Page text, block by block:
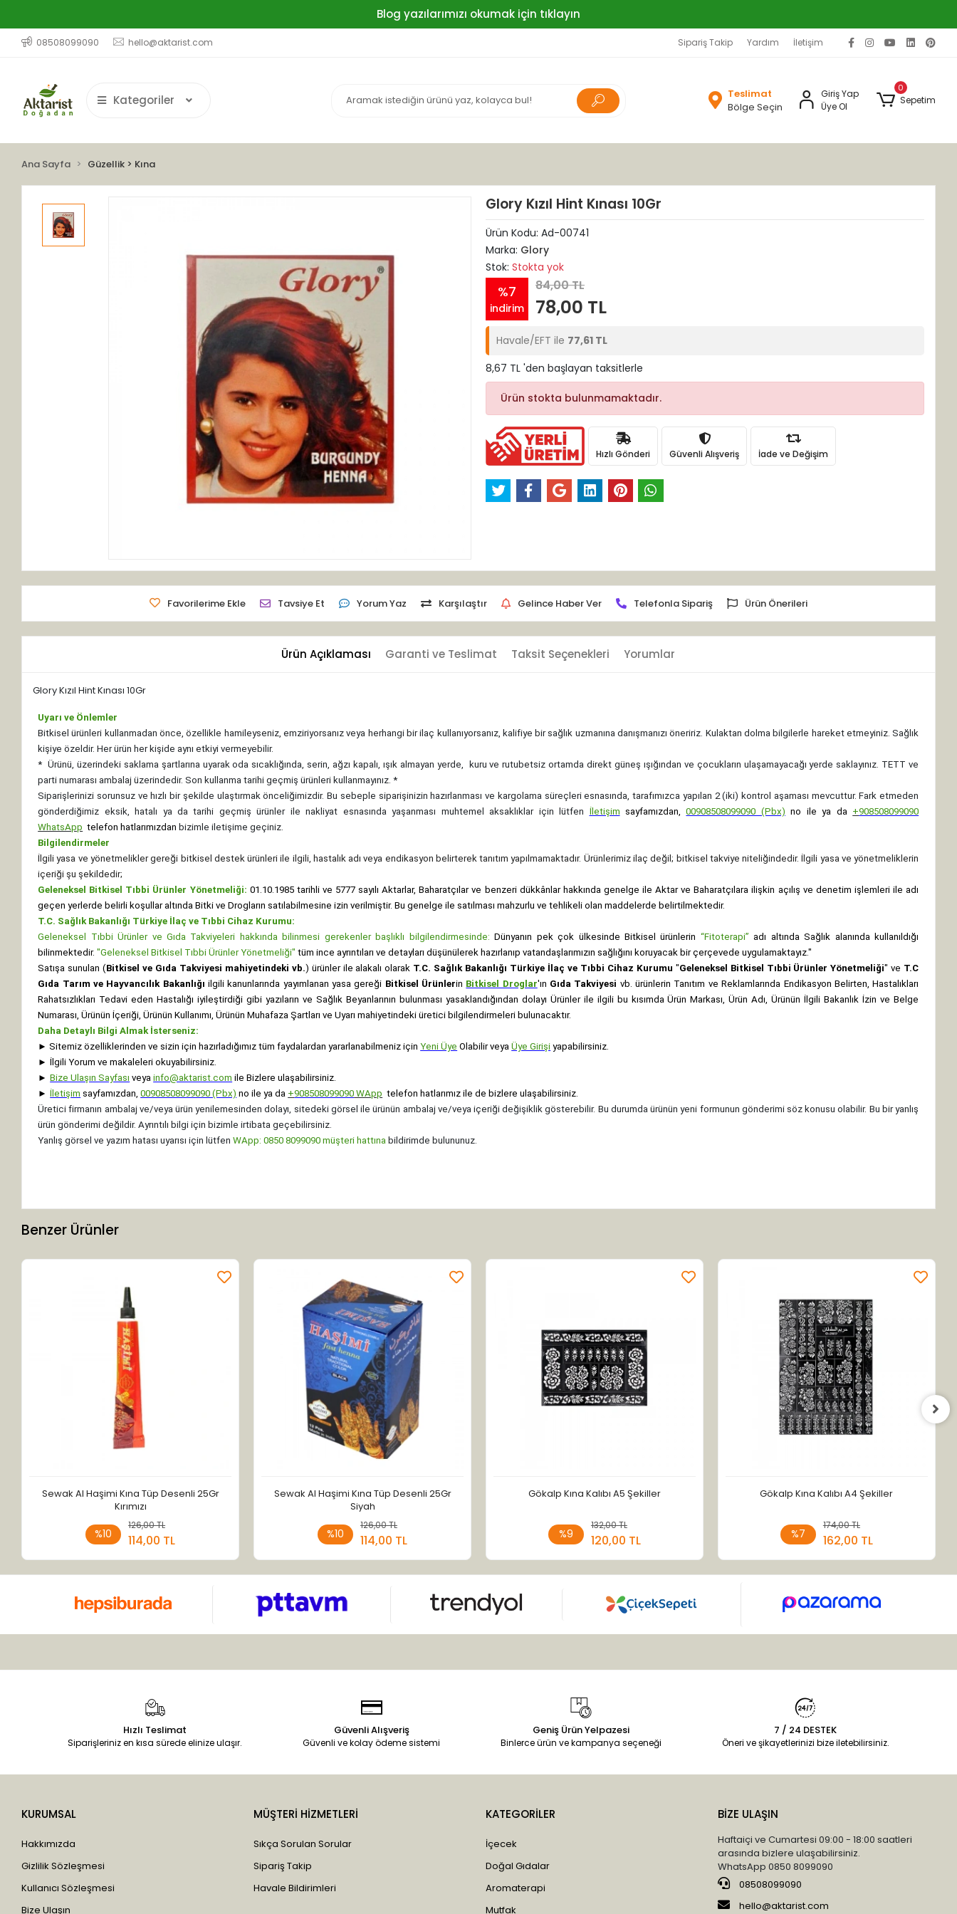
Blog yazılarımızı okumak için tıklayın
08508099090 hello@aktarist.com Sipariş Takip Yardım İletişim
Kategoriler
Teslimat
Bölge Seçin
Giriş Yap
Üye Ol
0
Sepetim
Ana Sayfa Güzellik > Kına
Glory Kızıl Hint Kınası 10Gr
Ürün Kodu: Ad-00741
Marka: Glory
Stok: Stokta yok
%7
indirim
84,00 TL
78,00 TL
Havale/EFT ile 77,61 TL
8,67 TL 'den başlayan taksitlerle
Ürün stokta bulunmamaktadır.
Hızlı Gönderi Güvenli Alışveriş İade ve Değişim
Favorilerime Ekle Tavsiye Et Yorum Yaz Karşılaştır Gelince Haber Ver Telefonla Sipariş Ürün Önerileri
Ürün Açıklaması Garanti ve Teslimat Taksit Seçenekleri Yorumlar
Glory Kızıl Hint Kınası 10Gr
Uyarı ve Önlemler
Bitkisel ürünleri kullanmadan önce, özellikle hamileyseniz, emziriyorsanız veya herhangi bir ilaç kullanıyorsanız, kalifiye bir sağlık uzmanına danışmanızı öneririz. Kulaktan dolma bilgilerle hareket etmeyiniz. Sağlık
kişiye özeldir. Her ürün her kişide aynı etkiyi vermeyebilir.
* Ürünü, üzerindeki saklama şartlarına uyarak oda sıcaklığında, serin, ağzı kapalı, ışık almayan yerde, kuru ve rutubetsiz ortamda direkt güneş ışığından ve çocukların ulaşamayacağı yerde saklayınız. TETT ve
parti numarası ambalaj üzerindedir. Son kullanma tarihi geçmiş ürünleri kullanmayınız. *
Siparişlerinizi sorunsuz ve hızlı bir şekilde ulaştırmak önceliğimizdir. Bu sebeple siparişinizin hazırlanması ve kargolama süreçleri esnasında, tarafımızca yapılan 2 (iki) kontrol aşaması mevcuttur. Fark etmeden
gönderdiğimiz eksik, hatalı ya da tarihi geçmiş ürünler ile nakliyat esnasında yaşanması muhtemel aksaklıklar için lütfen İletişim sayfamızdan,00908508099090 (Pbx) no ile ya da +908508099090
WhatsApp telefon hatlarımızdan bizimle iletişime geçiniz.
Bilgilendirmeler
İlgili yasa ve yönetmelikler gereği bitkisel destek ürünleri ile ilgili, hastalık adı veya endikasyon belirterek tanıtım yapılmamaktadır. Ürünlerimiz ilaç değil; bitkisel takviye niteliğindedir. İlgili yasa ve yönetmeliklerin
içeriği şu şekildedir;
Geleneksel Bitkisel Tıbbi Ürünler Yönetmeliği: 01.10.1985 tarihli ve 5777 sayılı Aktarlar, Baharatçılar ve benzeri dükkânlar hakkında genelge ile Aktar ve Baharatçılara ilişkin açılış ve denetim işlemleri ile adı
geçen yerlerde belirli koşullar altında Bitki ve Drogların satılabilmesine izin verilmiştir. Bu genelge ile satılması mahzurlu ve tehlikeli olan maddelerde belirtilmektedir.
T.C. Sağlık Bakanlığı Türkiye İlaç ve Tıbbi Cihaz Kurumu:
Geleneksel Tıbbi Ürünler ve Gıda Takviyeleri hakkında bilinmesi gerekenler başlıklı bilgilendirmesinde: Dünyanın pek çok ülkesinde Bitkisel ürünlerin “Fitoterapi” adı altında Sağlık alanında kullanıldığı
bilinmektedir."Geleneksel Bitkisel Tıbbi Ürünler Yönetmeliği" tüm ince ayrıntıları ve detayları düşünülerek hazırlanıp vatandaşlarımızın sağlığını koruyacak bir çerçevede uygulamaktayız."
Satışa sunulan (Bitkisel ve Gıda Takviyesi mahiyetindeki vb.) ürünler ile alakalı olarak T.C. Sağlık Bakanlığı Türkiye İlaç ve Tıbbi Cihaz Kurumu "Geleneksel Bitkisel Tıbbi Ürünler Yönetmeliği" ve T.C
Gıda Tarım ve Hayvancılık Bakanlığı ilgili kanunlarında yayımlanan yasa gereği Bitkisel Ürünlerin Bitkisel Droglar'ın Gıda Takviyesi vb. ürünlerin Tanıtım ve Reklamlarında Endikasyon Belirten, Hastalıkları
Rahatsızlıkları Tedavi eden Hastalığı iyileştirdiği gibi yazıların ve Sağlık Beyanlarının bulunması yasaklandığından dolayı Ürünler ile ilgili bu kısımda Ürün Markası, Ürün Adı, Ürünün İlgili Bakanlık İzin ve Belge
Numarası, Ürünün İçeriği, Ürünün Kullanımı, Ürünün Muhafaza Şartları ve Uyarı mahiyetindeki üretici bilgilendirmeleri bulunacaktır.
Daha Detaylı Bilgi Almak İsterseniz:
► Sitemiz özelliklerinden ve sizin için hazırladığımız tüm faydalardan yararlanabilmeniz içinYeni Üye Olabilir veyaÜye Girişi yapabilirsiniz.
► İlgili Yorum ve makaleleri okuyabilirsiniz.
► Bize Ulaşın Sayfası veya info@aktarist.com ile Bizlere ulaşabilirsiniz.
► İletişim sayfamızdan,00908508099090 (Pbx) no ile ya da +908508099090 WApp telefon hatlarımız ile de bizlere ulaşabilirsiniz.
Üretici firmanın ambalaj ve/veya ürün yenilemesinden dolayı, sitedeki görsel ile ürünün ambalaj ve/veya içeriği değişiklik gösterebilir. Bu durumda ürünün yeni formunun gönderimi söz konusu olabilir. Bu bir yanlış
ürün gönderimi değildir. Ayrıntılı bilgi için bizimle irtibata geçebilirsiniz.
Yanlış görsel ve yazım hatası uyarısı için lütfenWApp: 0850 8099090 müşteri hattına bildirimde bulununuz.
Benzer Ürünler
Sewak Al Haşimi Kına Tüp Desenli 25Gr
Kırımızı
%10
126,00 TL
114,00 TL
Sepete Ekle
Sewak Al Haşimi Kına Tüp Desenli 25Gr
Siyah
%10
126,00 TL
114,00 TL
Sepete Ekle
Gökalp Kına Kalıbı A5 Şekiller
%9
132,00 TL
120,00 TL
Sepete Ekle
Gökalp Kına Kalıbı A4 Şekiller
%7
174,00 TL
162,00 TL
Sepete Ekle
Hızlı Teslimat
Siparişleriniz en kısa sürede elinize ulaşır.
Güvenli Alışveriş
Güvenli ve kolay ödeme sistemi
Geniş Ürün Yelpazesi
Binlerce ürün ve kampanya seçeneği
7 / 24 DESTEK
Öneri ve şikayetlerinizi bize iletebilirsiniz.
KURUMSAL
Hakkımızda
Gizlilik Sözleşmesi
Kullanıcı Sözleşmesi
Bize Ulaşın
MÜŞTERİ HİZMETLERİ
Sıkça Sorulan Sorular
Sipariş Takip
Havale Bildirimleri
KATEGORİLER
İçecek
Doğal Gıdalar
Aromaterapi
Mutfak
BİZE ULAŞIN
Haftaiçi ve Cumartesi 09:00 - 18:00 saatleri
arasında bizlere ulaşabilirsiniz.
WhatsApp 0850 8099090
08508099090
hello@aktarist.com